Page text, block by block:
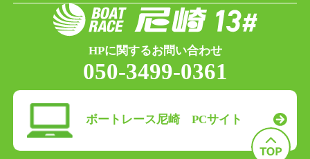
HPに関するお問い合わせ
050-3499-0361
ボートレース尼崎 PCサイト